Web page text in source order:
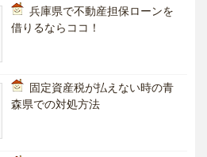
兵庫県で不動産担保ローンを
借りるならココ！
固定資産税が払えない時の青
森県での対処方法